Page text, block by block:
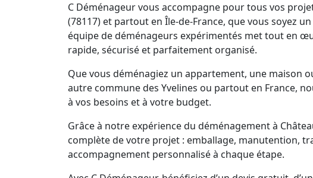
C Déménageur vous accompagne pour tous vos
(78117) et partout en Île-de-France, que vous soyez
équipe de déménageurs expérimentés met tout en
rapide, sécurisé et parfaitement organisé.
Que vous déménagiez un appartement, une maison
autre commune des Yvelines ou partout en France,
à vos besoins et à votre budget.
Grâce à notre expérience du déménagement à
complète de votre projet : emballage, manutention,
accompagnement personnalisé à chaque étape.